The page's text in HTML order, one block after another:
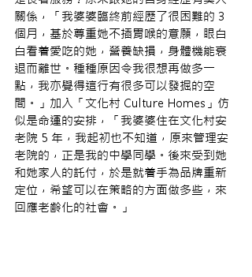
關係，「我婆婆臨終前經歷了很困難的 3
個月，基於尊重她不插胃喉的意願，眼白
白看着愛吃的她，營養缺損，身體機能衰
退而離世。種種原因令我很想再做多一
點，我亦覺得這行有很多可以發掘的空
間。」加入「文化村 Culture Homes」仿
似是命運的安排，「我婆婆住在文化村安
老院 5 年，我起初也不知道，原來管理安
老院的，正是我的中學同學。後來受到她
和她家人的託付，於是就着手為品牌重新
定位，希望可以在策略的方面做多些，來
回應老齡化的社會。」